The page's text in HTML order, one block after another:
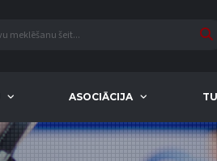
ASOCIĀCIJA